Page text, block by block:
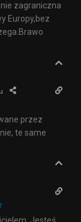
zagraniczna
Europy,bez
przez
te same
Jesteś